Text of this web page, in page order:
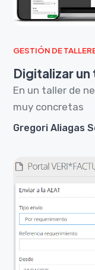
GESTIÓN DE
Digitalizar
En un taller de
muy concretas
Gregori Aliagas